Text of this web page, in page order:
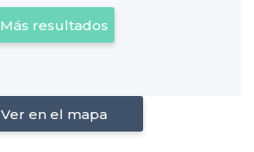
Más resultados
Ver en el mapa